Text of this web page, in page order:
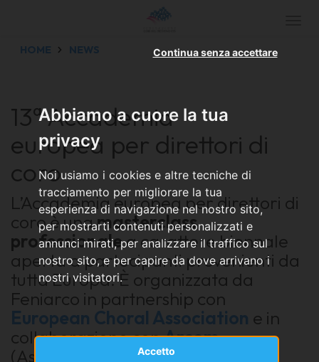
Abbiamo a cuore la tua
privacy
Noi usiamo i cookies e altre tecniche di
tracciamento per migliorare la tua
esperienza di navigazione nel nostro sito,
per mostrarti contenuti personalizzati e
annunci mirati, per analizzare il traffico sul
nostro sito, e per capire da dove arrivano i
nostri visitatori.
Accetto
Continua senza accettare
HOME NEWS
13ª Accademia
europea per direttori di
coro
L’Accademia europea per direttori di
coro è unamasterclass
professionalea carattere biennale
aperta a partecipanti provenienti da
tutta Europa. È organizzata da
Feniarco in partnership con
European Choral Association e in
collaborazione conArcom
(Associazione Regionale Cori